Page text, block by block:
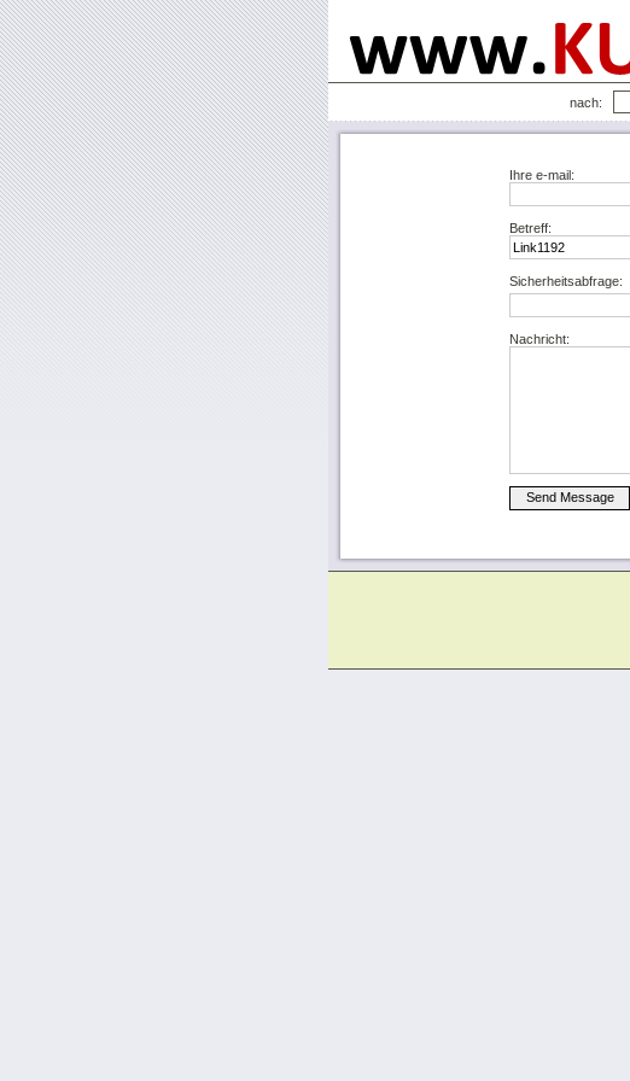
nach:
Ihre e-mail:
Betreff:
Sicherheitsabfrage:
Nachricht: